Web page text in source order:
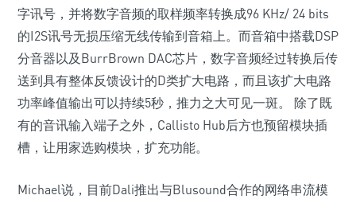
字讯号，并将数字音频的取样频率转换成96 KHz/ 24 bits
的I2S讯号无损压缩无线传输到音箱上。而音箱中搭载DSP
分音器以及BurrBrown DAC芯片，数字音频经过转换后传
送到具有整体反馈设计的D类扩大电路，而且该扩大电路
功率峰值输出可以持续5秒，推力之大可见一斑。 除了既
有的音讯输入端子之外，Callisto Hub后方也预留模块插
槽，让用家选购模块，扩充功能。
Michael说，目前Dali推出与Blusound合作的网络串流模